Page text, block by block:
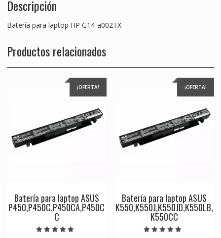
Descripción
Batería para laptop HP G14-a002TX
Productos relacionados
¡OFERTA!
Batería para laptop ASUS
P450,P450C,P450CA,P450C
C
¡OFERTA!
Batería para laptop ASUS
K550,K550J,K550JD,K550LB,
K550CC